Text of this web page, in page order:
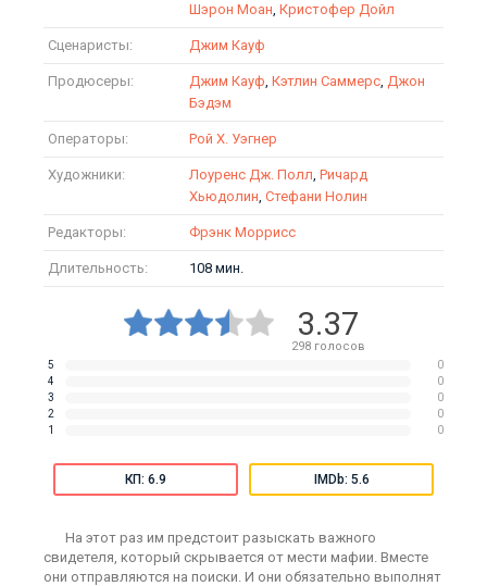
Шэрон Моан, Кристофер Дойл
Сценаристы: Джим Кауф
Продюсеры: Джим Кауф, Кэтлин Саммерс, Джон
Бэдэм
Операторы: Рой Х. Уэгнер
Художники: Лоуренс Дж. Полл, Ричард
Хьюдолин, Стефани Нолин
Редакторы: Фрэнк Моррисс
Длительность: 108 мин.
3.37
298голосов
5
0
4
0
3
0
2
0
1
0
КП: 6.9 IMDb: 5.6
На этот раз им предстоит разыскать важного
свидетеля, который скрывается от мести мафии. Вместе
они отправляются на поиски. И они обязательно выполнят